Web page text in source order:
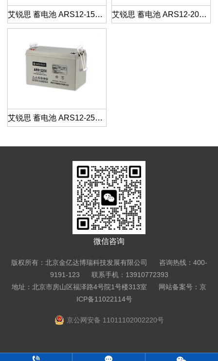
艾锐思 蓄电池 ARS12-150 12V150AH 艾锐思 蓄电池 ARS12-200 12V200AH
艾锐思 蓄电池 ARS12-250 12V250AH
微信咨询
版权所有：北京金亿达博瑞科技发展有限公司 咨询热线：400-
9191-123 联系手机：13910772393
地址：北京市房山区福泽路4号院1号楼313室
网站备案号：京
ICP备11022114号
京公网安备 11011102002220号